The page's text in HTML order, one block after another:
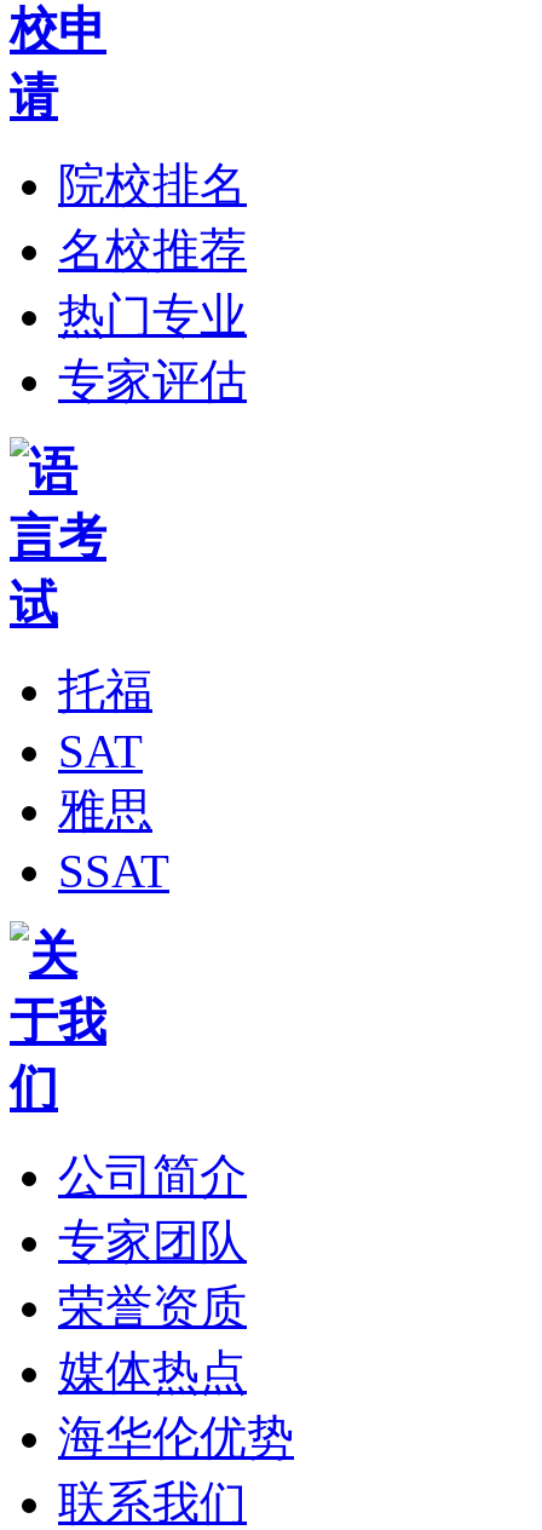
院校排名
名校推荐
热门专业
专家评估
托福
SAT
雅思
SSAT
公司简介
专家团队
荣誉资质
媒体热点
海华伦优势
联系我们